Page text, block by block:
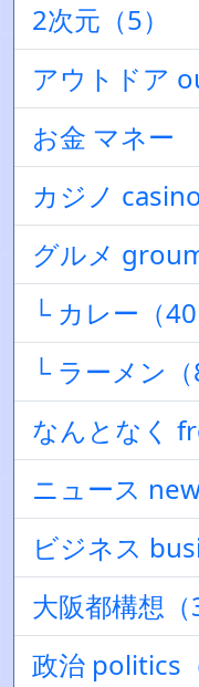
2次元（5）
アウトドア
お金 マネー
カジノ casino
グルメ
└ カレー（40
└ ラーメン（
なんとなく
ニュース
ビジネス
大阪都構想（
政治 politics